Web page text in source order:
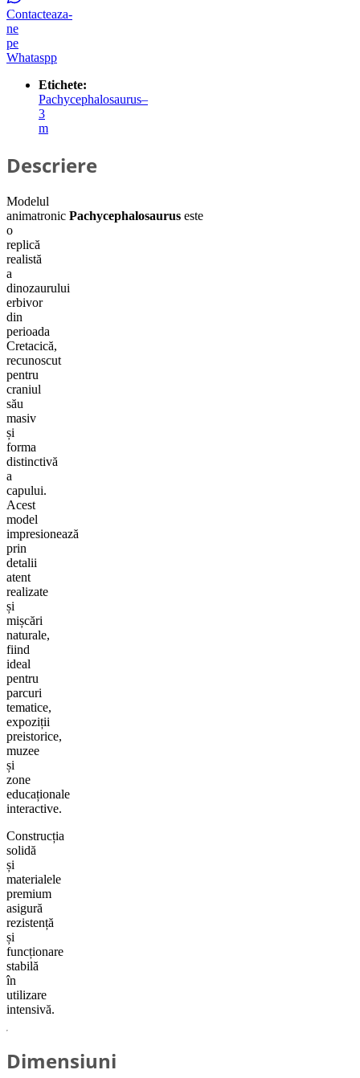
Contacteaza-
ne
pe
Whataspp
Etichete:
Pachycephalosaurus–
3
m
Descriere
Modelul
animatronic Pachycephalosaurus este
o
replică
realistă
a
dinozaurului
erbivor
din
perioada
Cretacică,
recunoscut
pentru
craniul
său
masiv
și
forma
distinctivă
a
capului.
Acest
model
impresionează
prin
detalii
atent
realizate
și
mișcări
naturale,
fiind
ideal
pentru
parcuri
tematice,
expoziții
preistorice,
muzee
și
zone
educaționale
interactive.
Construcția
solidă
și
materialele
premium
asigură
rezistență
și
funcționare
stabilă
în
utilizare
intensivă.
Dimensiuni